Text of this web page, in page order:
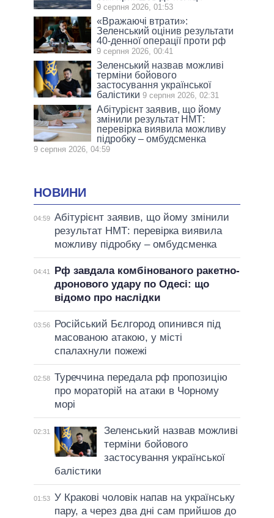
9 серпня 2026, 01:53
«Вражаючі втрати»:
Зеленський оцінив результати
40-денної операції проти рф
9 серпня 2026, 00:41
Зеленський назвав можливі
терміни бойового
застосування української
балістики 9 серпня 2026, 02:31
Абітурієнт заявив, що йому
змінили результат НМТ:
перевірка виявила можливу
підробку – омбудсменка
9 серпня 2026, 04:59
НОВИНИ
04:59 Абітурієнт заявив, що йому змінили
результат НМТ: перевірка виявила
можливу підробку – омбудсменка
04:41
Рф завдала комбінованого ракетно-
дронового удару по Одесі: що
відомо про наслідки
03:56
Російський Бєлгород опинився під
масованою атакою, у місті
спалахнули пожежі
02:58 Туреччина передала рф пропозицію
про мораторій на атаки в Чорному
морі
02:31
Зеленський назвав можливі
терміни бойового
застосування української
балістики
01:53 У Кракові чоловік напав на українську
пару, а через два дні сам прийшов до